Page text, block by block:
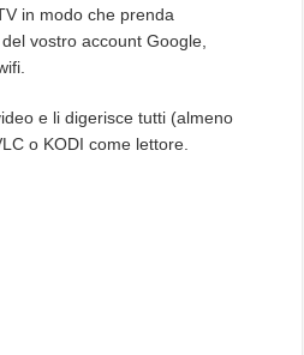
in modo che prenda
vostro account Google,
e li digerisce tutti (almeno
o KODI come lettore.